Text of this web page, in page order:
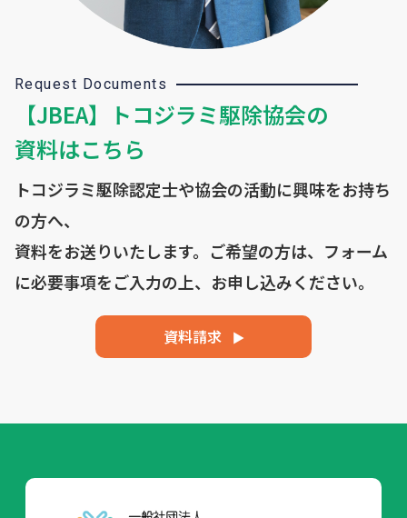
Request Documents
【JBEA】トコジラミ駆除協会の
資料はこちら
トコジラミ駆除認定士や協会の活動に興味をお持ち
の方へ、
資料をお送りいたします。ご希望の方は、フォーム
に必要事項をご入力の上、お申し込みください。
資料請求